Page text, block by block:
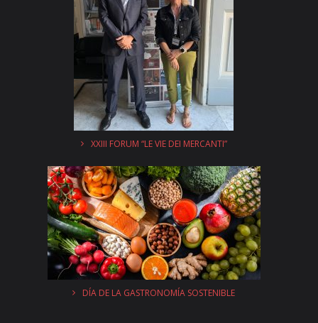
XXIII FORUM “LE VIE DEI MERCANTI”
DÍA DE LA GASTRONOMÍA SOSTENIBLE